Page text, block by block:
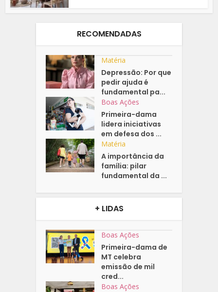
RECOMENDADAS
Matéria
Depressão: Por que
pedir ajuda é
fundamental pa...
Boas Ações
Primeira-dama
lidera iniciativas
em defesa dos ...
Matéria
A importância da
família: pilar
fundamental da ...
+ LIDAS
Boas Ações
Primeira-dama de
MT celebra
emissão de mil
cred...
Boas Ações